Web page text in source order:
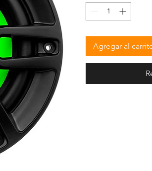
Agregar al